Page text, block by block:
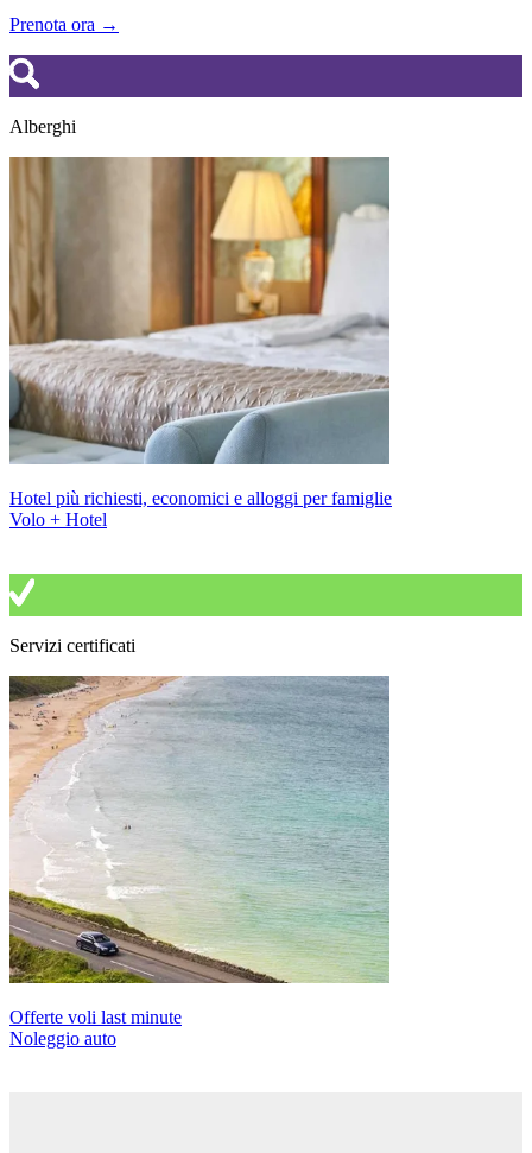
Prenota ora →
Alberghi
Hotel più richiesti, economici e alloggi per famiglie
Volo + Hotel
Servizi certificati
Offerte voli last minute
Noleggio auto